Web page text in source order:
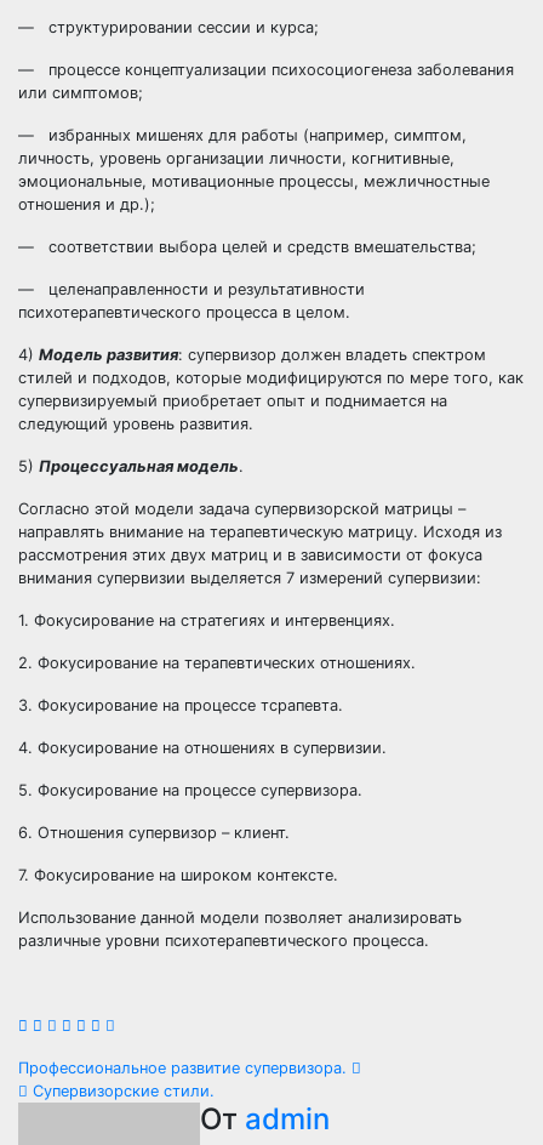
— структурировании сессии и курса;
— процессе концептуализации психосоциогенеза заболевания
или симптомов;
— избранных мишенях для работы (например, симптом,
личность, уровень организации личности, когнитивные,
эмоциональные, мотивационные процессы, межличностные
отношения и др.);
— соответствии выбора целей и средств вмешательства;
— целенаправленности и результативности
психотерапевтического процесса в целом.
4) Модель развития: супервизор должен владеть спектром
стилей и подходов, которые модифицируются по мере того, как
супервизируемый приобретает опыт и поднимается на
следующий уровень развития.
5) Процессуальная модель.
Согласно этой модели задача супервизорской матрицы –
направлять внимание на терапевтическую матрицу. Исходя из
рассмотрения этих двух матриц и в зависимости от фокуса
внимания супервизии выделяется 7 измерений супервизии:
1. Фокусирование на стратегиях и интервенциях.
2. Фокусирование на терапевтических отношениях.
3. Фокусирование на процессе тсрапевта.
4. Фокусирование на отношениях в супервизии.
5. Фокусирование на процессе супервизора.
6. Отношения супервизор – клиент.
7. Фокусирование на широком контексте.
Использование данной модели позволяет анализировать
различные уровни психотерапевтического процесса.
Навигация
Профессиональное развитие супервизора.
Супервизорские стили.
От admin